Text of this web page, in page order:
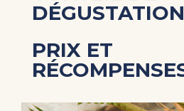
DÉGUSTATION
PRIX ET